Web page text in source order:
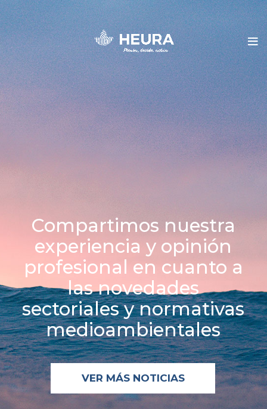
Compartimos nuestra
experiencia y opinión
profesional en cuanto a
las novedades
sectoriales y normativas
medioambientales
VER MÁS NOTICIAS